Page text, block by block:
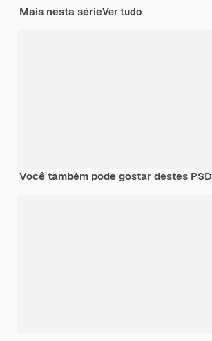
Mais nesta sérieVer tudo
Você também pode gostar destes PSD